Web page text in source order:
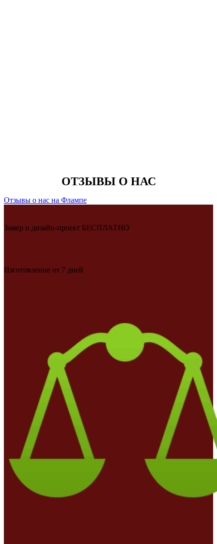
ОТЗЫВЫ О НАС
Отзывы о нас на Флампе
Замер и дизайн-проект БЕСПЛАТНО
Изготовление от 7 дней